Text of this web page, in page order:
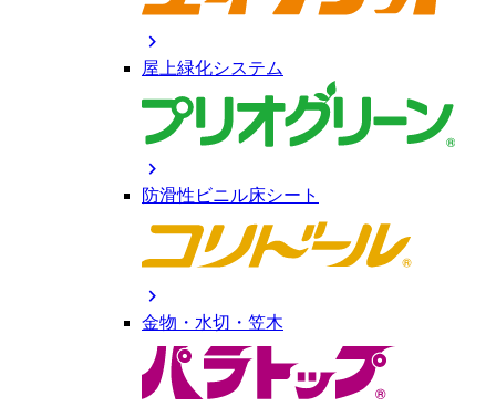
chevron_right
屋上緑化システム
chevron_right
防滑性ビニル床シート
chevron_right
金物・水切・笠木